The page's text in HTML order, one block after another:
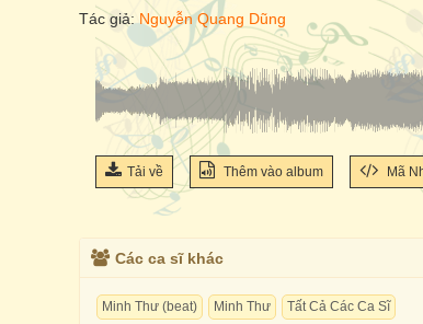
Tác giả: Nguyễn Quang Dũng
Tải về Thêm vào album Mã
Các ca sĩ khác
Minh Thư (beat) Minh Thư Tất Cả Các Ca Sĩ